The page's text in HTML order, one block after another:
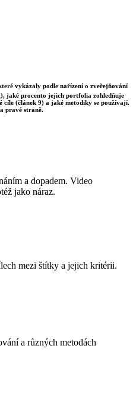
vykázaly podle nařízení o zveřejňování
jaké procento jejich portfolia zohledňuje
(článek 9) a jaké metodiky se používají.
pravé straně.
a dopadem. Video
jako náraz.
mezi štítky a jejich kritérii.
a různých metodách